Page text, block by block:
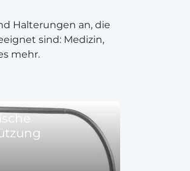
Halterungen an, die
sind: Medizin,
mehr.